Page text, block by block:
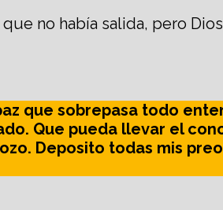
que no había salida, pero
que sobrepasa todo
Que pueda llevar el
Deposito todas mis